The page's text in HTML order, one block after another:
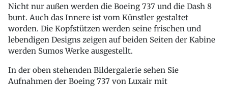
Nicht nur außen werden die Boeing 737 und die Dash 8
bunt. Auch das Innere ist vom Künstler gestaltet
worden. Die Kopfstützen werden seine frischen und
lebendigen Designs zeigen auf beiden Seiten der Kabine
werden Sumos Werke ausgestellt.
In der oben stehenden Bildergalerie sehen Sie
Aufnahmen der Boeing 737 von Luxair mit